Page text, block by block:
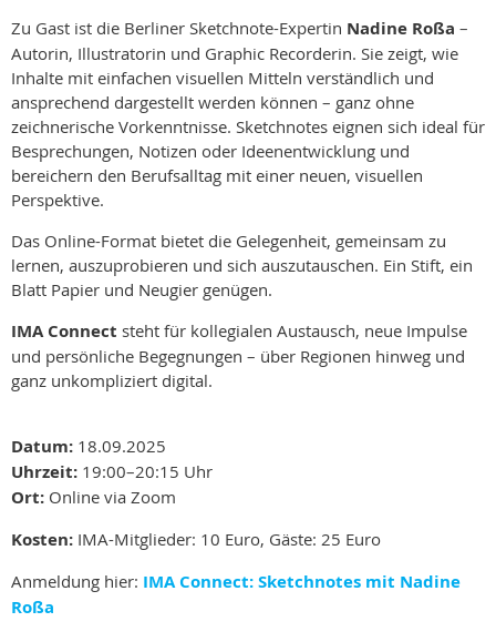
Zu Gast ist die Berliner Sketchnote-Expertin Nadine Roßa –
Autorin, Illustratorin und Graphic Recorderin. Sie zeigt, wie
Inhalte mit einfachen visuellen Mitteln verständlich und
ansprechend dargestellt werden können – ganz ohne
zeichnerische Vorkenntnisse. Sketchnotes eignen sich ideal für
Besprechungen, Notizen oder Ideenentwicklung und
bereichern den Berufsalltag mit einer neuen, visuellen
Perspektive.
Das Online-Format bietet die Gelegenheit, gemeinsam zu
lernen, auszuprobieren und sich auszutauschen. Ein Stift, ein
Blatt Papier und Neugier genügen.
IMA Connect steht für kollegialen Austausch, neue Impulse
und persönliche Begegnungen – über Regionen hinweg und
ganz unkompliziert digital.
Datum: 18.09.2025
Uhrzeit: 19:00–20:15 Uhr
Ort: Online via Zoom
Kosten: IMA-Mitglieder: 10 Euro, Gäste: 25 Euro
Anmeldung hier: IMA Connect: Sketchnotes mit Nadine
Roßa